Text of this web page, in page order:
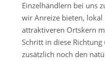
Einzelhändlern bei uns
wir Anreize bieten,
attraktiveren Ortskern
Schritt in diese
zusätzlich noch den